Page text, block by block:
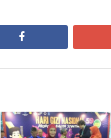
facebook